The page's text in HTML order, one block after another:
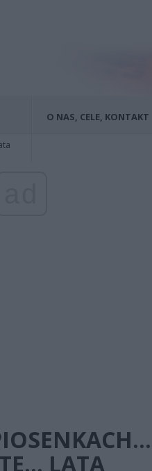
O NAS, CELE, KONTAKT
LATA